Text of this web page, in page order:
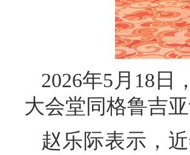
2026年5月18日
大会堂同格鲁吉
赵乐际表示，